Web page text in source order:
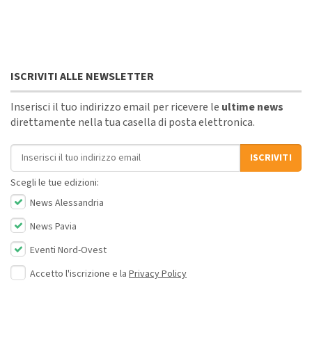
ISCRIVITI ALLE NEWSLETTER
Inserisci il tuo indirizzo email per ricevere le ultime news
direttamente nella tua casella di posta elettronica.
Indirizzo email
ISCRIVITI
Scegli le tue edizioni:
News Alessandria
News Pavia
Eventi Nord-Ovest
Accetto l'iscrizione e la Privacy Policy